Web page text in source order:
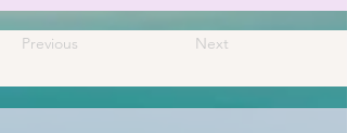
Previous Next